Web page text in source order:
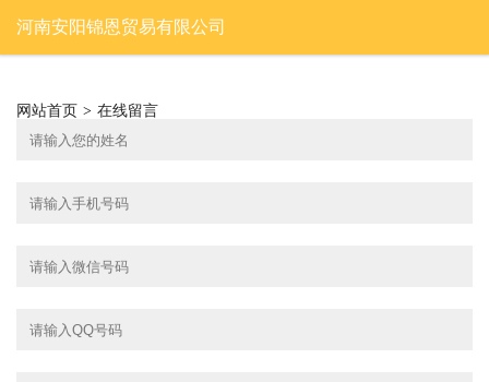
河南安阳锦恩贸易有限公司
网站首页 > 在线留言